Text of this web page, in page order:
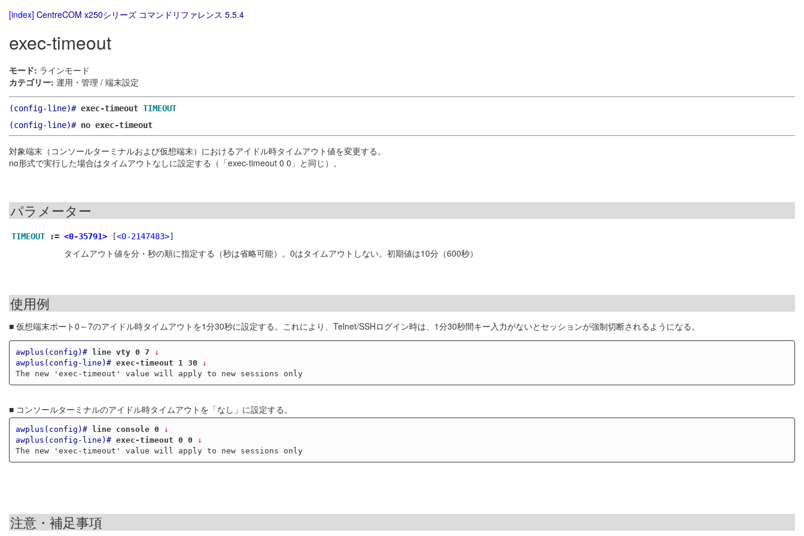
[index] CentreCOM x250シリーズ コマンドリファレンス 5.5.4
exec-timeout
モード: ラインモード
カテゴリー: 運用・管理 / 端末設定
(config-line)# exec-timeout TIMEOUT
(config-line)# no exec-timeout
対象端末（コンソールターミナルおよび仮想端末）におけるアイドル時タイムアウト値を変更する。
no形式で実行した場合はタイムアウトなしに設定する（「exec-timeout 0 0」と同じ）。
パラメーター
TIMEOUT := <0-35791> [<0-2147483>]
タイムアウト値を分・秒の順に指定する（秒は省略可能）。0はタイムアウトしない。初期値は10分（600秒）
使用例
■ 仮想端末ポート0～7のアイドル時タイムアウトを1分30秒に設定する。これにより、Telnet/SSHログイン時は、1分30秒間キー入力がないとセッションが強制切断されるようになる。
awplus(config)# line vty 0 7 ↓
awplus(config-line)# exec-timeout 1 30 ↓
The new 'exec-timeout' value will apply to new sessions only
■ コンソールターミナルのアイドル時タイムアウトを「なし」に設定する。
awplus(config)# line console 0 ↓
awplus(config-line)# exec-timeout 0 0 ↓
The new 'exec-timeout' value will apply to new sessions only
注意・補足事項